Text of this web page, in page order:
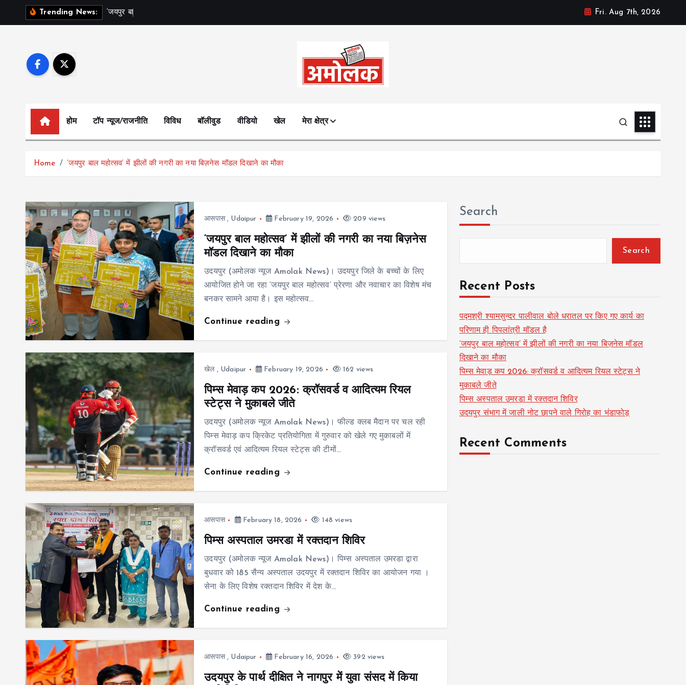
Trending News: ‘जयपर बल Fri. Aug 7th, 2026
होम टॉप न्यूज/राजनीति विविध बॉलीवुड वीडियो खेल मेरा क्षेत्र
Home ‘जयपुर बाल महोत्सव’ में झीलों की नगरी का नया बिज़नेस मॉडल दिखाने का मौका
आसपास, Udaipur February 19, 2026 209 views
‘जयपुर बाल महोत्सव’ में झीलों की नगरी का नया बिज़नेस
मॉडल दिखाने का मौका
उदयपुर (अमोलक न्यूज Amolak News)। उदयपुर जिले के बच्चों के लिए
आयोजित होने जा रहा ‘जयपुर बाल महोत्सव’ प्रेरणा और नवाचार का विशेष मंच
बनकर सामने आया है। इस महोत्सव…
Continue reading
खेल, Udaipur February 19, 2026 162 views
पिम्स मेवाड़ कप 2026: क्रॉसवर्ड व आदित्यम रियल
स्टेट्स ने मुकाबले जीते
उदयपुर (अमोलक न्यूज Amolak News)। फील्ड क्लब मैदान पर चल रही
पिम्स मेवाड़ कप क्रिकेट प्रतियोगिता में गुरुवार को खेले गए मुकाबलों में
क्रॉसवर्ड एवं आदित्यम रियल स्टेट्स की टीमों…
Continue reading
आसपास February 18, 2026 148 views
पिम्स अस्पताल उमरडा में रक्तदान शिविर
उदयपुर (अमोलक न्यूज Amolak News)। पिम्स अस्पताल उमरडा द्वारा
बुधवार को 185 सैन्य अस्पताल उदयपुर में रक्तदान शिविर का आयोजन गया ।
सेना के लिए विशेष रक्तदान शिविर में देश के…
Continue reading
आसपास, Udaipur February 16, 2026 392 views
उदयपुर के पार्थ दीक्षित ने नागपुर में युवा संसद में किया
Search
Search
Recent Posts
पद्मश्री श्यामसुन्दर पालीवाल बोले धरातल पर किए गए कार्य का
परिणाम ही पिपलांत्री मॉडल है
‘जयपुर बाल महोत्सव’ में झीलों की नगरी का नया बिज़नेस मॉडल
दिखाने का मौका
पिम्स मेवाड़ कप 2026: क्रॉसवर्ड व आदित्यम रियल स्टेट्स ने
मुकाबले जीते
पिम्स अस्पताल उमरडा में रक्तदान शिविर
उदयपुर संभाग में जाली नोट छापने वाले गिरोह का भंडाफोड़
Recent Comments